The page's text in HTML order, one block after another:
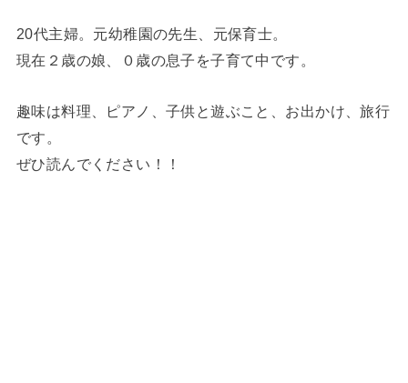
20代主婦。元幼稚園の先生、元保育士。
現在２歳の娘、０歳の息子を子育て中です。
趣味は料理、ピアノ、子供と遊ぶこと、お出かけ、旅行
です。
ぜひ読んでください！！